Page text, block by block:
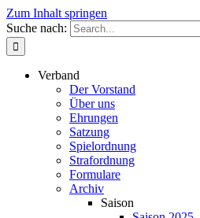
Zum Inhalt springen
Suche nach:
Verband
Der Vorstand
Über uns
Ehrungen
Satzung
Spielordnung
Strafordnung
Formulare
Archiv
Saison